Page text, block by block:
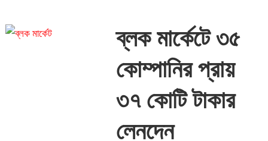
ব্লক মার্কেটে ৩৫
কোম্পানির প্রায়
৩৭ কোটি টাকার
লেনদেন